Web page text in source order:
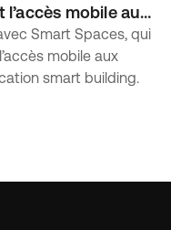
mobile aux
Smart Spaces, qui
mobile aux
smart building.